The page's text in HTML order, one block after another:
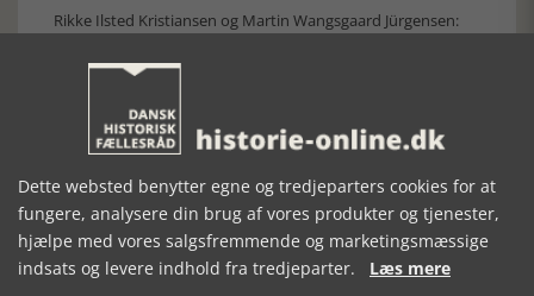
Rikke Ilsted Kristiansen og Martin Wangsgaard Jürgensen:
Hornslet Kirke. ” Her vises, hvorledes nyopdagelser i
Carsten Bach-Nielsen: ”En nyopdukket tekst af Kingo?
Thomas Kingo og borgmester Christen Caspersøn Schøller,
Køge”. Her påvises med overblik og akkuratesse, at selv en
kisteplade kan indeholde værdifulde tekster.
Jes Fabricius Møller: ”Jens Matthias Eriksen, en biografisk
skitse”, et godt eksempel på præstebiografi.
Anmelderen har et hjertesuk: Det synes, som om den
Dette websted benytter egne og tredjeparters cookies for at
fungere, analysere din brug af vores produkter og tjenester,
hjælpe med vores salgsfremmende og marketingsmæssige
indsats og levere indhold fra tredjeparter. Læs mere